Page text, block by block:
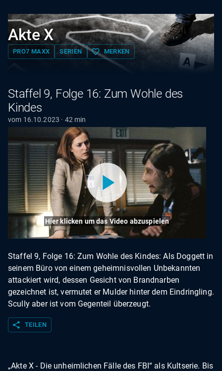
Akte X
PRO7 MAXX SERIEN favorite_border MERKEN
Staffel 9, Folge 16: Zum Wohle des
Kindes
vom 16.10.2023 · 42 min
Hier klicken um das Video abzuspielen
Staffel 9, Folge 16: Zum Wohle des Kindes: Als Doggett in
seinem Büro von einem geheimnisvollen Unbekannten
attackiert wird, dessen Gesicht von Brandnarben
gezeichnet ist, vermutet er Mulder hinter dem Eindringling.
Scully aber ist vom Gegenteil überzeugt.
share TEILEN
„Akte X - Die unheimlichen Fälle des FBI“ als Kultserie. Bis